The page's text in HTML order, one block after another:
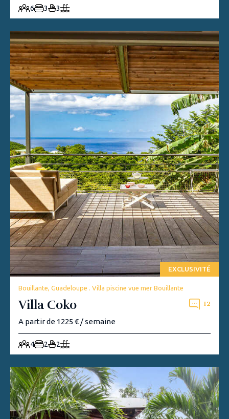
6 3 3
EXCLUSIVITÉ
Bouillante, Guadeloupe . Villa piscine vue mer Bouillante
Villa Coko 12
A partir de 1225 € / semaine
4 2 2